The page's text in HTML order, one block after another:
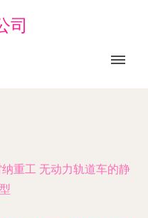
司
重工 无动力轨道车的静